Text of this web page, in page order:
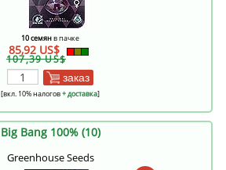
10 семянв пачке
85,92 US$
107,39 US$
заказ
[вкл. 10% налогов+ доставка]
Big Bang 100% (10)
Greenhouse Seeds